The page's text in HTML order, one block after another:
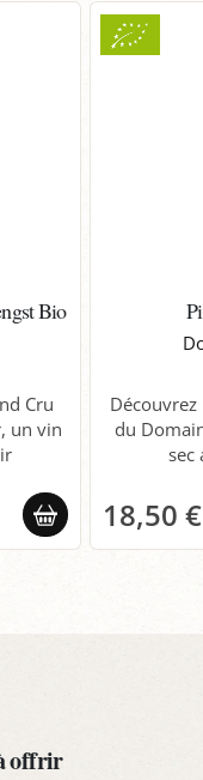
Bio
Cru
un vin
du
sec
18,50 €
offrir